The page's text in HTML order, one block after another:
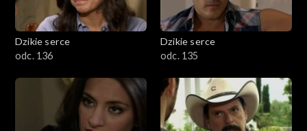
Dzikie serce
odc. 136
Dzikie serce
odc. 135